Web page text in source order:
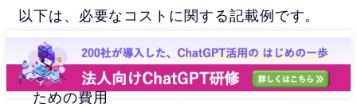
以下は、必要なコストに関する記載例です。
資材費：改善に必要な資材や機材を購入する
ための費用